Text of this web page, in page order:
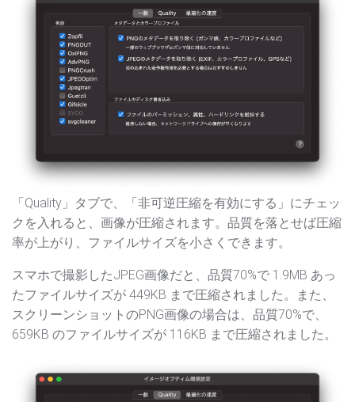
「Quality」タブで、「非可逆圧縮を有効にする」にチェッ
クを入れると、画像が圧縮されます。品質を落とせば圧縮
率が上がり、ファイルサイズを小さくできます。
スマホで撮影したJPEG画像だと、品質70%で 1.9MB あっ
たファイルサイズが 449KB まで圧縮されました。また、
スクリーンショットのPNG画像の場合は、品質70%で、
659KB のファイルサイズが 116KB まで圧縮されました。